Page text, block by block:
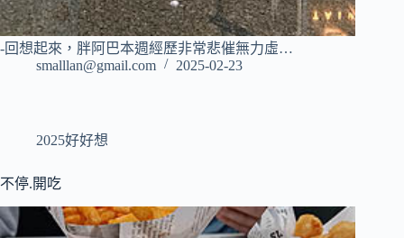
-回想起來，胖阿巴本週經歷非常悲催無力虛…
smalllan@gmail.com
2025-02-23
2025好好想
不停.開吃